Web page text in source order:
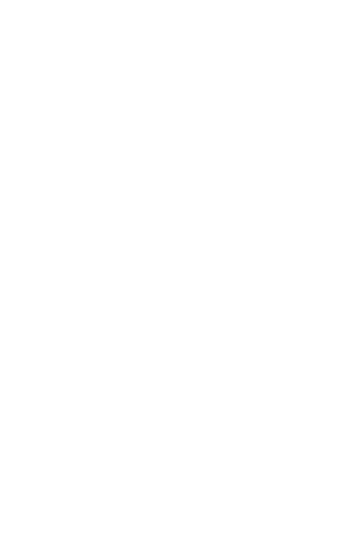
Del Val se presentó al
tan fácil morir de amor’ y la
perteneciente a la alta
un marqués y una relación
El libro es una novela de
El escritor ha asegurado, al
una novela de amor «en
camino hacia la libertad, en el